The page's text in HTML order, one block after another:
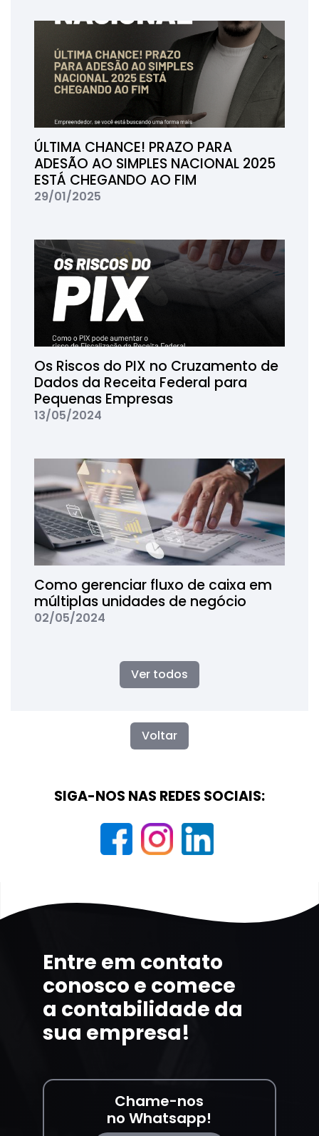
ÚLTIMA CHANCE! PRAZO PARA
ADESÃO AO SIMPLES NACIONAL 2025
ESTÁ CHEGANDO AO FIM
29/01/2025
Os Riscos do PIX no Cruzamento de
Dados da Receita Federal para
Pequenas Empresas
13/05/2024
Como gerenciar fluxo de caixa em
múltiplas unidades de negócio
02/05/2024
Ver todos
Voltar
SIGA-NOS NAS REDES SOCIAIS:
Entre em contato
conosco e comece
a contabilidade da
sua empresa!
Chame-nos
no Whatsapp!